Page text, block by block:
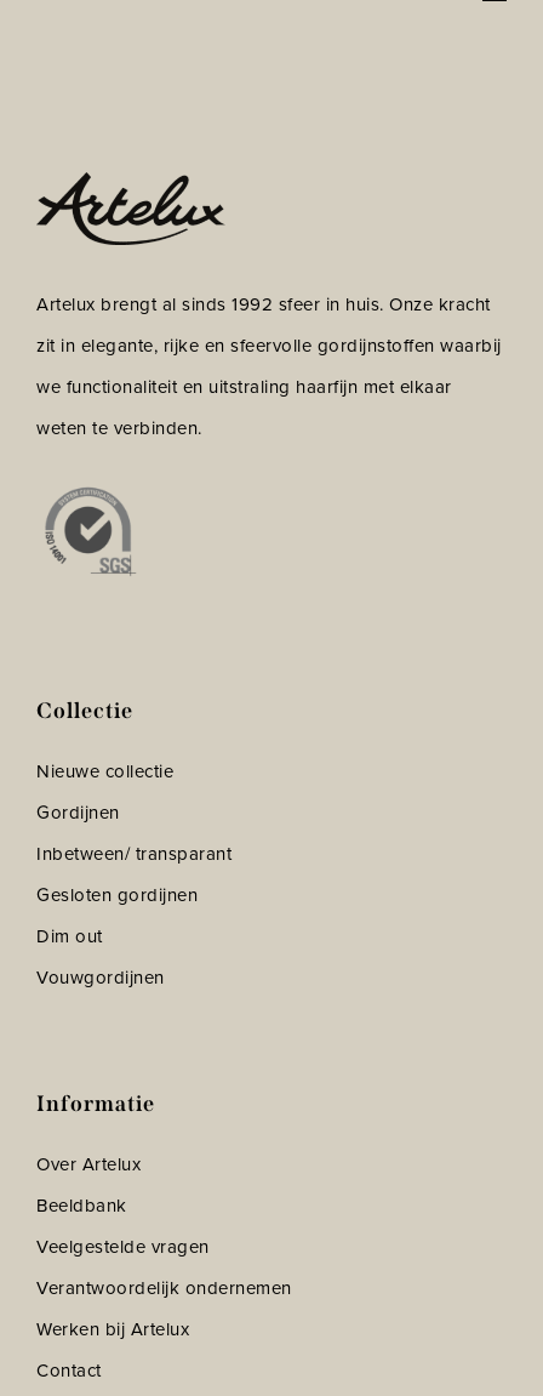
Artelux brengt al sinds 1992 sfeer in huis. Onze kracht
zit in elegante, rijke en sfeervolle gordijnstoffen waarbij
we functionaliteit en uitstraling haarfijn met elkaar
weten te verbinden.
Collectie
Nieuwe collectie
Gordijnen
Inbetween/ transparant
Gesloten gordijnen
Dim out
Vouwgordijnen
Informatie
Over Artelux
Beeldbank
Veelgestelde vragen
Verantwoordelijk ondernemen
Werken bij Artelux
Contact